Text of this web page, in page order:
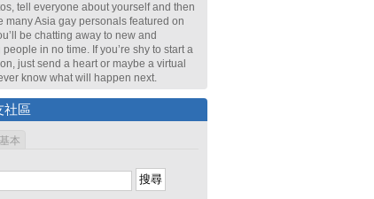
tell everyone about yourself and then
many Asia gay personals featured on
be chatting away to new and
in no time. If you’re shy to start a
just send a heart or maybe a virtual
know what will happen next.
社區
基本